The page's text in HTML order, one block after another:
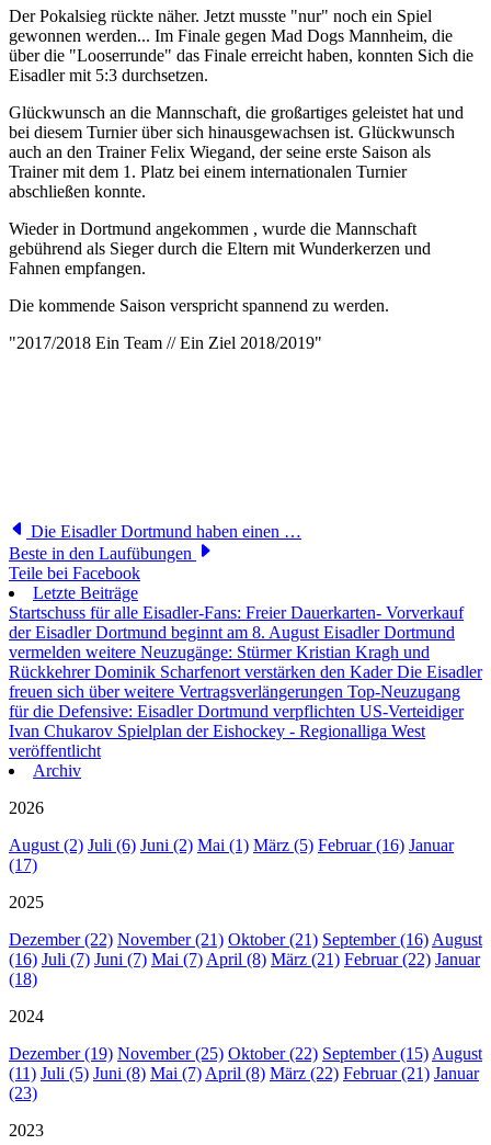
Der Pokalsieg rückte näher. Jetzt musste "nur" noch ein Spiel
gewonnen werden... Im Finale gegen Mad Dogs Mannheim, die
über die "Looserrunde" das Finale erreicht haben, konnten Sich die
Eisadler mit 5:3 durchsetzen.
Glückwunsch an die Mannschaft, die großartiges geleistet hat und
bei diesem Turnier über sich hinausgewachsen ist. Glückwunsch
auch an den Trainer Felix Wiegand, der seine erste Saison als
Trainer mit dem 1. Platz bei einem internationalen Turnier
abschließen konnte.
Wieder in Dortmund angekommen , wurde die Mannschaft
gebührend als Sieger durch die Eltern mit Wunderkerzen und
Fahnen empfangen.
Die kommende Saison verspricht spannend zu werden.
"2017/2018 Ein Team // Ein Ziel 2018/2019"
Die Eisadler Dortmund haben einen …
Beste in den Laufübungen
Teile bei Facebook
Letzte Beiträge
Startschuss für alle Eisadler-Fans: Freier Dauerkarten- Vorverkauf
der Eisadler Dortmund beginnt am 8. August Eisadler Dortmund
vermelden weitere Neuzugänge: Stürmer Kristian Kragh und
Rückkehrer Dominik Scharfenort verstärken den KaderDie Eisadler
freuen sich über weitere Vertragsverlängerungen Top-Neuzugang
für die Defensive: Eisadler Dortmund verpflichten US-Verteidiger
Ivan Chukarov Spielplan der Eishockey - Regionalliga West
veröffentlicht
Archiv
2026
August (2) Juli (6) Juni (2) Mai (1) März (5) Februar (16) Januar
(17)
2025
Dezember (22) November (21) Oktober (21) September (16) August
(16) Juli (7) Juni (7) Mai (7) April (8) März (21) Februar (22) Januar
(18)
2024
Dezember (19) November (25) Oktober (22) September (15) August
(11) Juli (5) Juni (8) Mai (7) April (8) März (22) Februar (21) Januar
(23)
2023